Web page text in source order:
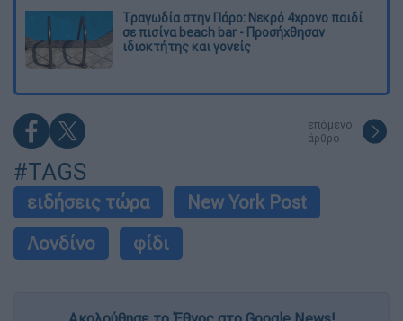
Τραγωδία στην Πάρο: Νεκρό 4χρονο παιδί
σε πισίνα beach bar - Προσήχθησαν
ιδιοκτήτης και γονείς
επόμενο
άρθρο
#TAGS
ειδήσεις τώρα
New York Post
Λονδίνο
φίδι